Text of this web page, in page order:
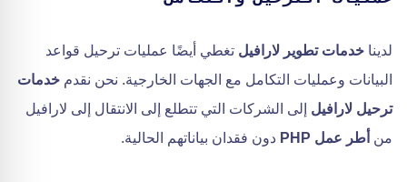
لدينا خدمات تطوير لارافيل تغطي أيضًا عمليات ترحيل قواعد
البيانات وعمليات التكامل مع الجهات الخارجية. نحن نقدم خدمات
ترحيل لارافيل إلى الشركات التي تتطلع إلى الانتقال إلى لارافيل
من أطر عمل PHP دون فقدان بياناتهم الحالية.